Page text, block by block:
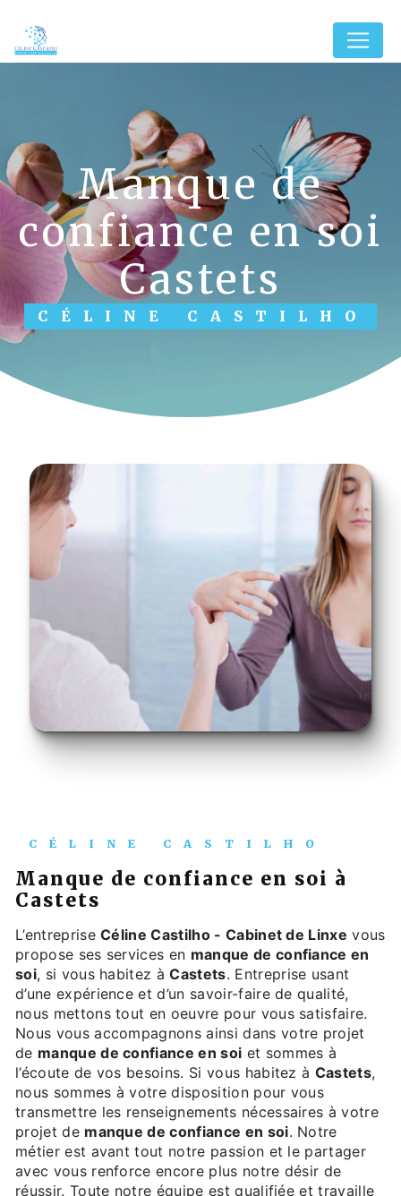
manque de
confiance en soi
Castets
CÉLINE CASTILHO
CÉLINE CASTILHO
manque de confiance en soi à
Castets
L’entrepriseCéline Castilho - Cabinet de Linxe vous
propose ses services en manque de confiance en
soi, si vous habitez àCastets. Entreprise usant
d’une expérience et d’un savoir-faire de qualité,
nous mettons tout en oeuvre pour vous satisfaire.
Nous vous accompagnons ainsi dans votre projet
de manque de confiance en soi et sommes à
l’écoute de vos besoins. Si vous habitez à Castets,
nous sommes à votre disposition pour vous
transmettre les renseignements nécessaires à votre
projet de manque de confiance en soi. Notre
métier est avant tout notre passion et le partager
avec vous renforce encore plus notre désir de
réussir. Toute notre équipe est qualifiée et travaille